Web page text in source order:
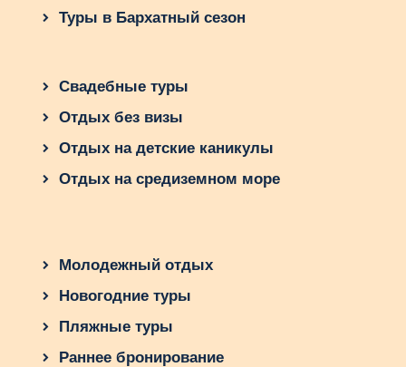
Туры в Бархатный сезон
Свадебные туры
Отдых без визы
Отдых на детские каникулы
Отдых на средиземном море
Молодежный отдых
Новогодние туры
Пляжные туры
Раннее бронирование